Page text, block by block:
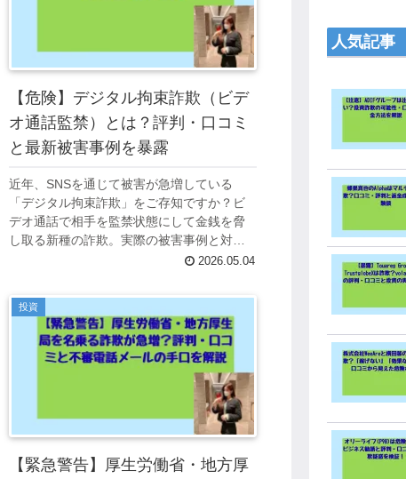
【危険】デジタル拘束詐欺（ビデ
オ通話監禁）とは？評判・口コミ
と最新被害事例を暴露
近年、SNSを通じて被害が急増している
「デジタル拘束詐欺」をご存知ですか？ビ
デオ通話で相手を監禁状態にして金銭を脅
し取る新種の詐欺。実際の被害事例と対策
2026.05.04
投資
【緊急警告】厚生労働省・地方厚
人気記事